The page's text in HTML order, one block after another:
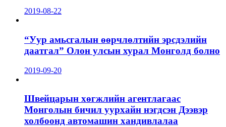
2019-08-22
“Уур амьсгалын өөрчлөлтийн эрсдэлийн
даатгал” Олон улсын хурал Монголд болно
2019-09-20
Швейцарын хөгжлийн агентлагаас
Монголын бичил уурхайн нэгдсэн Дээвэр
холбоонд автомашин хандивлалаа